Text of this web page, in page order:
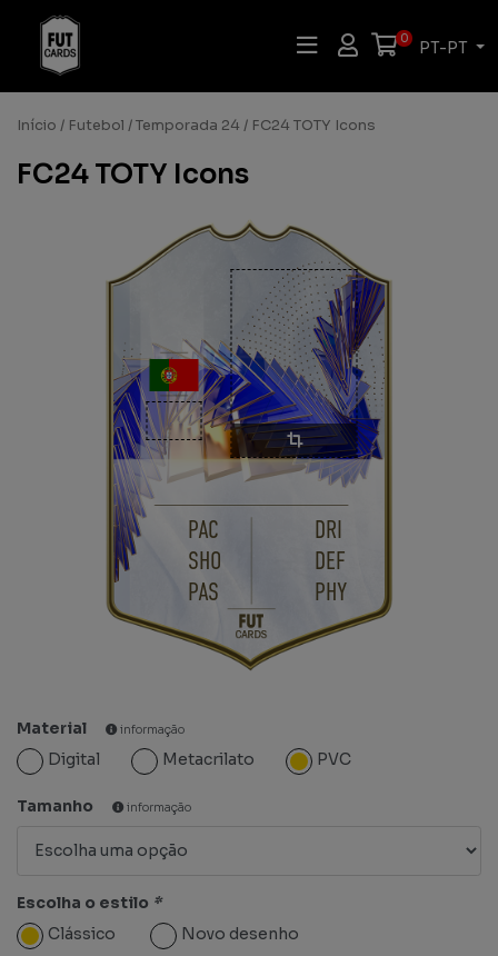
0 PT-PT
Início / Futebol /Temporada 24 / FC24 TOTY Icons
FC24 TOTY Icons
Material informação
Digital Metacrilato PVC
Tamanho informação
Escolha o estilo *
Clássico
Novo desenho
PAC
SHO
PAS
DRI
DEF
PHY